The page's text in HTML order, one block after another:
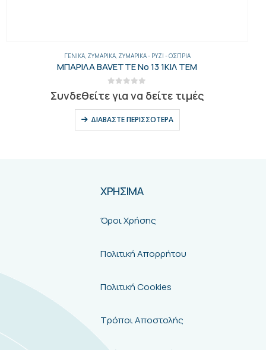
ΖΥΜΑΡΙΚΆ,ΖΥΜΑΡΙΚΆ - ΡΎΖΙ - ΌΣΠΡΙΑ
ΦΑΜΙΛΙΑ ΦΙΟΓΚΑΚΙ 500ΓΡ 24 ΤΕΜ
Συνδεθείτε για να δείτε τιμές
ΔΙΑΒΆΣΤΕ ΠΕΡΙΣΣΌΤΕΡΑ
ΧΡΗΣΙΜΑ
Όροι Χρήσης
Πολιτική Απορρήτου
Πολιτική Cookies
Τρόποι Αποστολής